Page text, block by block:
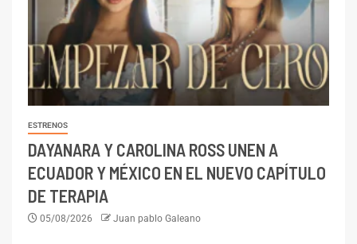
ESTRENOS
DAYANARA Y CAROLINA ROSS UNEN A
ECUADOR Y MÉXICO EN EL NUEVO CAPÍTULO
DE TERAPIA
05/08/2026 Juan pablo Galeano